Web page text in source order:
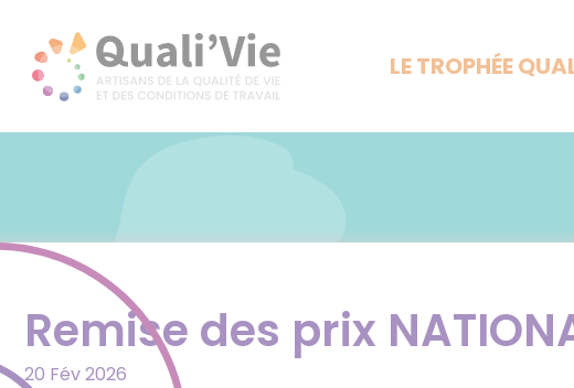
LE TROPHÉE
Remise des prix
20 Fév 2026